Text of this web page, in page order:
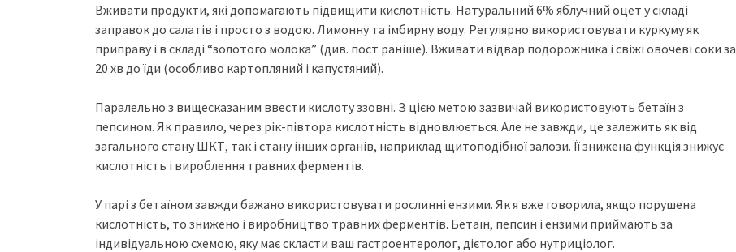
Вживати продукти, які допомагають підвищити кислотність. Натуральний 6% яблучний оцет у складі
заправок до салатів і просто з водою. Лимонну та імбирну воду. Регулярно використовувати куркуму як
приправу і в складі “золотого молока” (див. пост раніше). Вживати відвар подорожника і свіжі овочеві соки за
20 хв до їди (особливо картопляний і капустяний).
Паралельно з вищесказаним ввести кислоту ззовні. З цією метою зазвичай використовують бетаїн з
пепсином. Як правило, через рік-півтора кислотність відновлюється. Але не завжди, це залежить як від
загального стану ШКТ, так і стану інших органів, наприклад щитоподібної залози. Її знижена функція знижує
кислотність і вироблення травних ферментів.
У парі з бетаїном завжди бажано використовувати рослинні ензими. Як я вже говорила, якщо порушена
кислотність, то знижено і виробництво травних ферментів. Бетаїн, пепсин і ензими приймають за
індивідуальною схемою, яку має скласти ваш гастроентеролог, дієтолог або нутриціолог.